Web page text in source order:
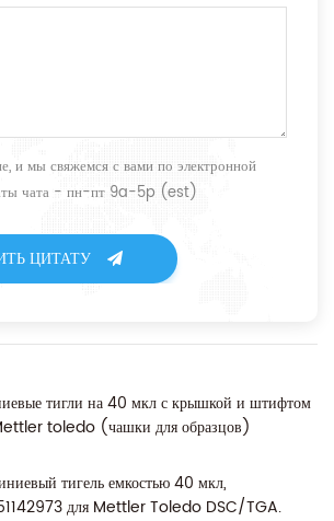
и мы свяжемся с вами по электронной
чата - пн-пт 9a-5p (est)
ЦИТАТУ
тигли на 40 мкл с крышкой и штифтом
toledo (чашки для образцов)
тигель емкостью 40 мкл,
для Mettler Toledo DSC/TGA.